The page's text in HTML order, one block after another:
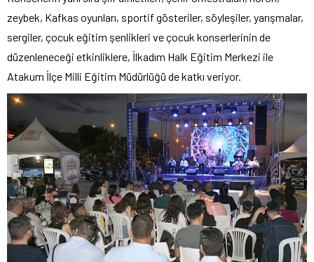
zeybek, Kafkas oyunları, sportif gösteriler, söyleşiler, yarışmalar,
sergiler, çocuk eğitim şenlikleri ve çocuk konserlerinin de
düzenleneceği etkinliklere, İlkadım Halk Eğitim Merkezi ile
Atakum İlçe Milli Eğitim Müdürlüğü de katkı veriyor.